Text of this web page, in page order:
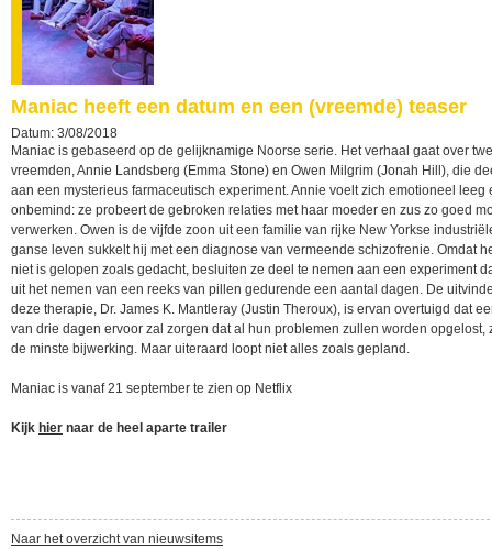
Maniac heeft een datum en een (vreemde) teaser
Datum: 3/08/2018
Maniac is gebaseerd op de gelijknamige Noorse serie. Het verhaal gaat over
vreemden, Annie Landsberg (Emma Stone) en Owen Milgrim (Jonah Hill), die
aan een mysterieus farmaceutisch experiment. Annie voelt zich emotioneel leeg
onbemind: ze probeert de gebroken relaties met haar moeder en zus zo goed
verwerken. Owen is de vijfde zoon uit een familie van rijke New Yorkse
ganse leven sukkelt hij met een diagnose van vermeende schizofrenie. Omdat
niet is gelopen zoals gedacht, besluiten ze deel te nemen aan een experiment
uit het nemen van een reeks van pillen gedurende een aantal dagen. De
deze therapie, Dr. James K. Mantleray (Justin Theroux), is ervan overtuigd dat
van drie dagen ervoor zal zorgen dat al hun problemen zullen worden opgelost,
de minste bijwerking. Maar uiteraard loopt niet alles zoals gepland.
Maniac is vanaf 21 september te zien op Netflix
Kijk hier naar de heel aparte trailer
Naar het overzicht van nieuwsitems